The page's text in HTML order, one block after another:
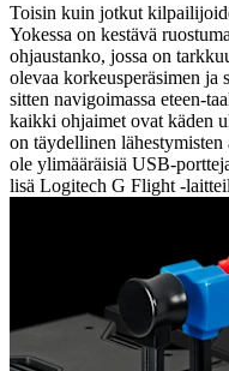
Toisin kuin jotkut
Yokessa on kestävä
ohjaustanko, jossa on
olevaa korkeusperäsimen
sitten navigoimassa eteen-
kaikki ohjaimet ovat käden
on täydellinen lähestymisten
ole ylimääräisiä USB-
lisä Logitech G Flight -